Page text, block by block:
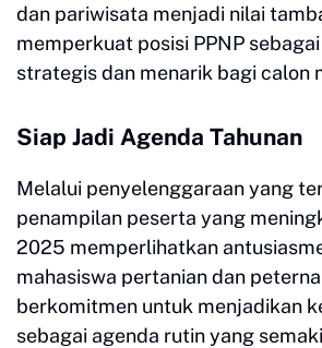
dan pariwisata menjadi nilai
memperkuat posisi PPNP
strategis dan menarik bagi calon
Siap Jadi Agenda Tahunan
Melalui penyelenggaraan yang
penampilan peserta yang
2025 memperlihatkan
mahasiswa pertanian dan
berkomitmen untuk menjadikan
sebagai agenda rutin yang